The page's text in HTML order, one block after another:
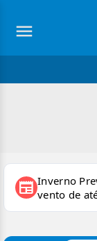
newspaper Inverno
vento de
e sul do RJ